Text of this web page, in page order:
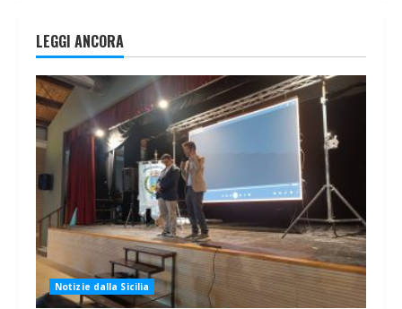
LEGGI ANCORA
Notizie dalla Sicilia